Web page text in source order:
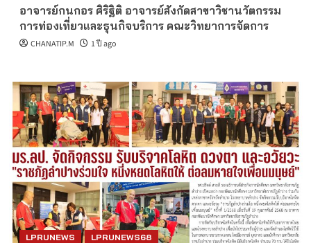
อาจารย์กนกอร ศิริฐิติ อาจารย์สังกัดสาขาวิชานวัตกรรม
การท่องเที่ยวและธุนกิจบริการ คณะวิทยาการจัดการ
CHANATIP.M 1 ปี ago
LPRUNEWS LPRUNEWS68